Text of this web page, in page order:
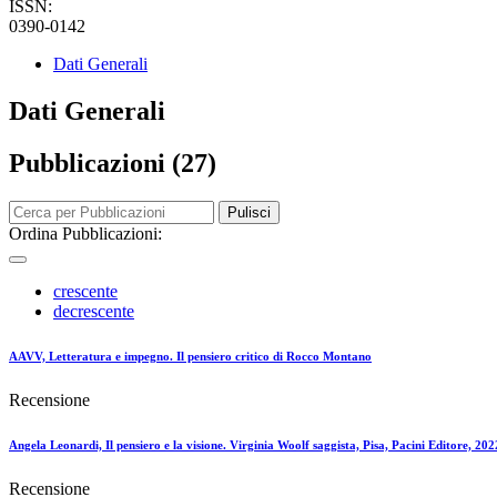
ISSN:
0390-0142
Dati Generali
Dati Generali
Pubblicazioni (27)
Pulisci
Ordina Pubblicazioni:
crescente
decrescente
AAVV, Letteratura e impegno. Il pensiero critico di Rocco Montano
Recensione
Angela Leonardi, Il pensiero e la visione. Virginia Woolf saggista, Pisa, Pacini Editore,
Recensione